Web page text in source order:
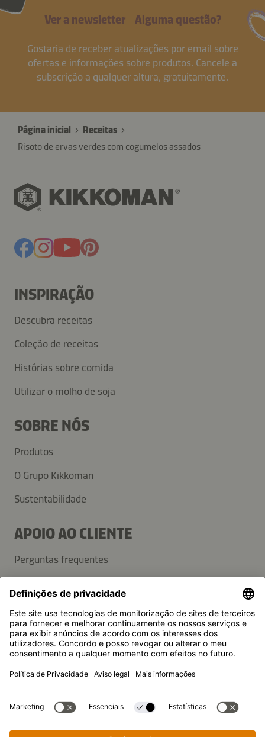
Ver a newsletter Alguma questão?
Gostaria de receber atualizações por email sobre
ofertas e informações sobre produtos. Cancele a
subscrição a qualquer altura, gratuitamente.
Página inicial
Receitas
Risoto de ervas verdes com cogumelos assados
INSPIRAÇÃO
Descubra receitas
Coleção de receitas
Histórias sobre comida
Utilizar o molho de soja
SOBRE NÓS
Produtos
O Grupo Kikkoman
Sustentabilidade
APOIO AO CLIENTE
Perguntas frequentes
Newsletter
Imprensa
A Kikkoman é uma marca registada da Kikkoman Corporation,
© Kikkoman Trading Europe GmbH 2023 – 2026
Theodorstraße 180, 40472 Düsseldorf, Alemanha